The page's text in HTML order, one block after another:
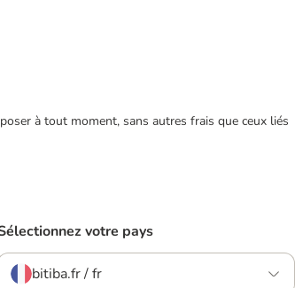
à tout moment, sans autres frais que ceux liés
votre pays
bitiba.fr / fr